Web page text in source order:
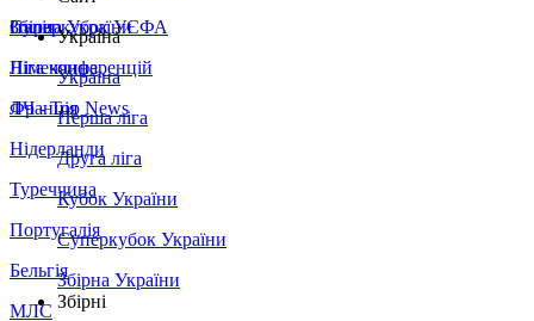
Збірна України
Італія
Німеччина
Франція
Нідерланди
Туреччина
Португалія
Бельгія
МЛС
Суперкубок УЄФА
Ліга конференцій
ЛЧ - Top News
Україна
Україна
Перша ліга
Друга ліга
Кубок України
Суперкубок України
Збірна України
Збірні